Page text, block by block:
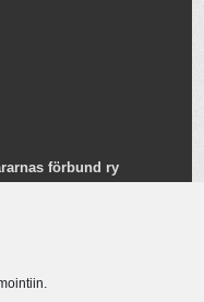
förbund ry